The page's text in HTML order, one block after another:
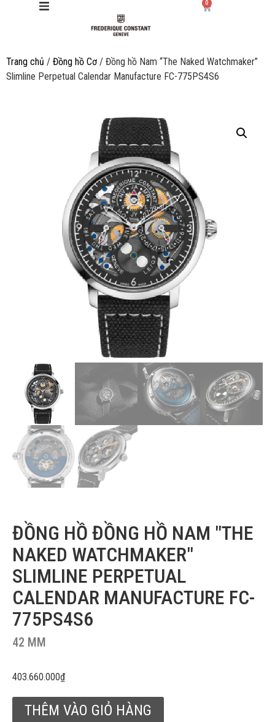
Giới thiệu
0
Trang chủ / Đồng hồ Cơ / Đồng hồ Nam “The Naked Watchmaker”
Slimline Perpetual Calendar Manufacture FC-775PS4S6
ĐỒNG HỒ ĐỒNG HỒ NAM "THE
NAKED WATCHMAKER"
SLIMLINE PERPETUAL
CALENDAR MANUFACTURE FC-
775PS4S6
42 MM
403.660.000₫
THÊM VÀO GIỎ HÀNG